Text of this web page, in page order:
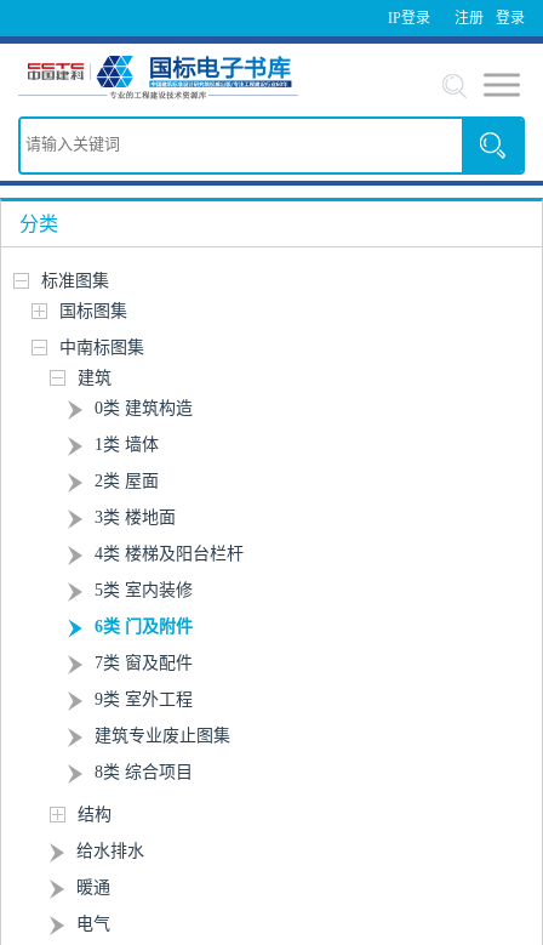
IP登录 登录
注册
分类
标准图集
国标图集
中南标图集
建筑
0类 建筑构造
1类 墙体
2类 屋面
3类 楼地面
4类 楼梯及阳台栏杆
5类 室内装修
6类 门及附件
7类 窗及配件
9类 室外工程
建筑专业废止图集
8类 综合项目
结构
给水排水
暖通
电气